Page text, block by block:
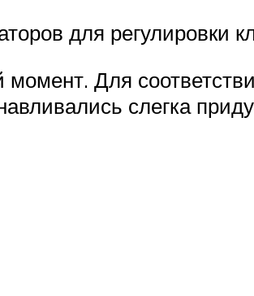
для регулировки
Для
слегка